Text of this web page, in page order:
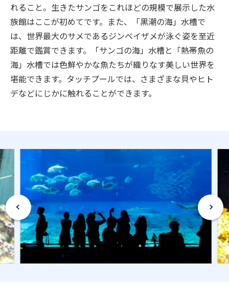
れること。生きたサンゴをこれほどの規模で展示した水
族館はここが初めてです。また、「黒潮の海」水槽で
は、世界最大のサメであるジンベイザメが泳ぐ姿を至近
距離で鑑賞できます。「サンゴの海」水槽と「熱帯魚の
海」水槽では色鮮やかな魚たちが織りなす美しい世界を
堪能できます。タッチプールでは、さまざまな貝やヒト
デなどにじかに触れることができます。